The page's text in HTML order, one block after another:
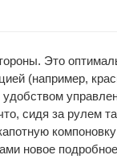
Это
(например,
сидя за рулем
компоновку
новое